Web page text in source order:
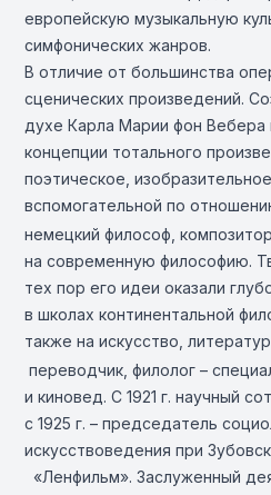
европейскую музыкальную
симфонических жанров.
В отличие от большинства
сценических произведений.
духе Карла Марии фон
концепции тотального
поэтическое,
вспомогательной по
немецкий философ,
на современную философию.
тех пор его идеи оказали
в школах континентальной
также на искусство,
переводчик, филолог –
и киновед. С 1921 г. научный
с 1925 г. – председатель
искусствоведения при
«Ленфильм». Заслуженный